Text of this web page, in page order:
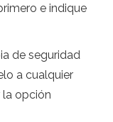
e indique
de seguridad
a cualquier
la opción